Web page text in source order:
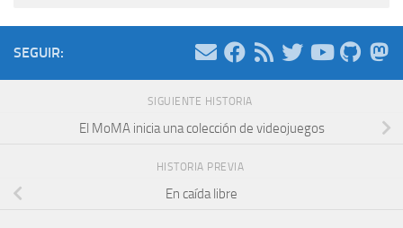
SEGUIR:
SIGUIENTE HISTORIA
El MoMA inicia una colección de videojuegos
HISTORIA PREVIA
En caída libre